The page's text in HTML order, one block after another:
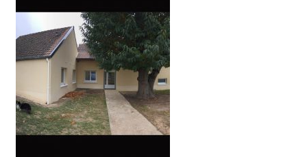
Contact